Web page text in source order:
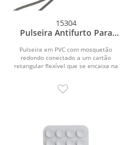
15304
Pulseira Antifurto Para
Pulseira em PVC com mosquetão
redondo conectado a um cartão
retangular flexível que se encaixa na